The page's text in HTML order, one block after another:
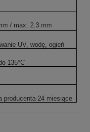
/ max. 2.3 mm
UV, wodę, ogień
135°C
producenta-24 miesiące